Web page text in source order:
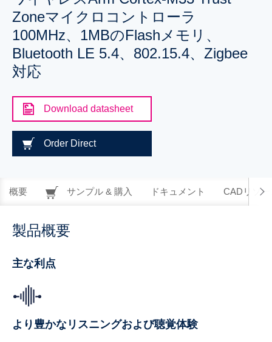
Zoneマイクロコントローラ
100MHz、1MBのFlashメモリ、
Bluetooth LE 5.4、802.15.4、Zigbee
対応
Download datasheet
Order Direct
概要 サンプル & 購入 ドキュメント CADリソー
製品概要
主な利点
より豊かなリスニングおよび聴覚体験